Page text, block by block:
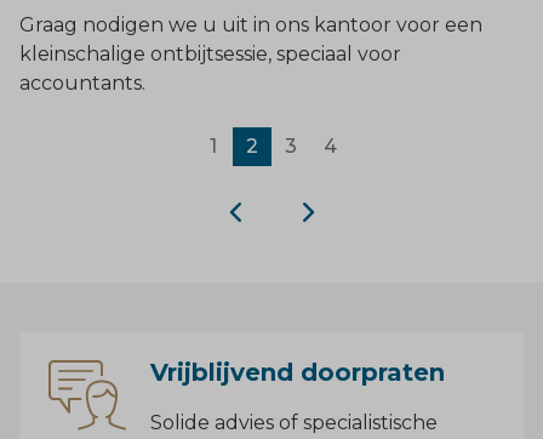
Graag nodigen we u uit in ons kantoor voor een
kleinschalige ontbijtsessie, speciaal voor
accountants.
1 2 3 4
Vrijblijvend doorpraten
Solide advies of specialistische